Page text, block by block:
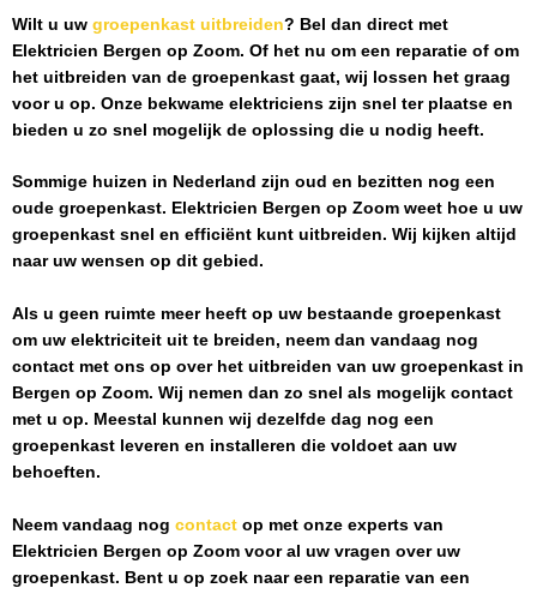
Wilt u uw groepenkast uitbreiden? Bel dan direct met
Elektricien Bergen op Zoom. Of het nu om een reparatie of om
het uitbreiden van de groepenkast gaat, wij lossen het graag
voor u op. Onze bekwame elektriciens zijn snel ter plaatse en
bieden u zo snel mogelijk de oplossing die u nodig heeft.
Sommige huizen in Nederland zijn oud en bezitten nog een
oude groepenkast. Elektricien Bergen op Zoom weet hoe u uw
groepenkast snel en efficiënt kunt uitbreiden. Wij kijken altijd
naar uw wensen op dit gebied.
Als u geen ruimte meer heeft op uw bestaande groepenkast
om uw elektriciteit uit te breiden, neem dan vandaag nog
contact met ons op over het uitbreiden van uw groepenkast in
Bergen op Zoom. Wij nemen dan zo snel als mogelijk contact
met u op. Meestal kunnen wij dezelfde dag nog een
groepenkast leveren en installeren die voldoet aan uw
behoeften.
Neem vandaag nog contact op met onze experts van
Elektricien Bergen op Zoom voor al uw vragen over uw
groepenkast. Bent u op zoek naar een reparatie van een